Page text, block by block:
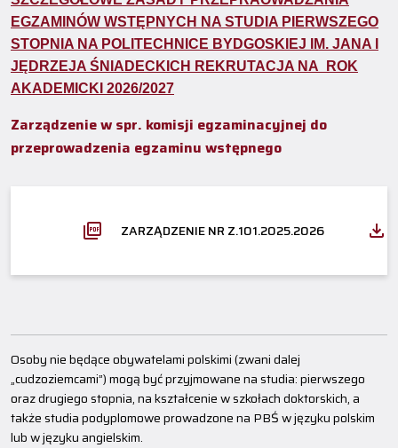
EGZAMINÓW WSTĘPNYCH NA STUDIA PIERWSZEGO
STOPNIA NA POLITECHNICE BYDGOSKIEJ IM. JANA I
JĘDRZEJA ŚNIADECKICH REKRUTACJA NA ROK
AKADEMICKI 2026/2027
Zarządzenie w spr. komisji egzaminacyjnej do
przeprowadzenia egzaminu wstępnego
ZARZĄDZENIE NR Z.101.2025.2026
Osoby nie będące obywatelami polskimi (zwani dalej
„cudzoziemcami”) mogą być przyjmowane na studia: pierwszego
oraz drugiego stopnia, na kształcenie w szkołach doktorskich, a
także studia podyplomowe prowadzone na PBŚ w języku polskim
lub w języku angielskim.